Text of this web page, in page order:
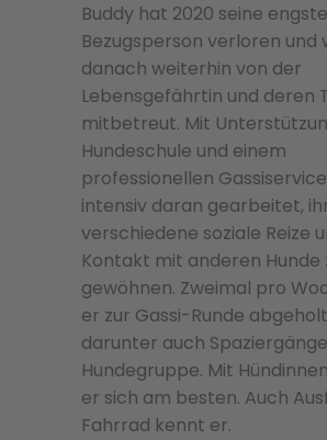
Buddy hat 2020 seine engste
Bezugsperson verloren und
danach weiterhin von der
Lebensgefährtin und deren
mitbetreut. Mit
Hundeschule und einem
professionellen
intensiv daran gearbeitet,
verschiedene soziale Reize
Kontakt mit anderen Hunde
gewöhnen. Zweimal pro
er zur Gassi-Runde
darunter auch
Hundegruppe. Mit
er sich am besten. Auch
Fahrrad kennt er.